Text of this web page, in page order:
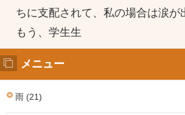
ちに支配されて、私の場合は涙が
もう、学生生
メニュー
雨 (21)